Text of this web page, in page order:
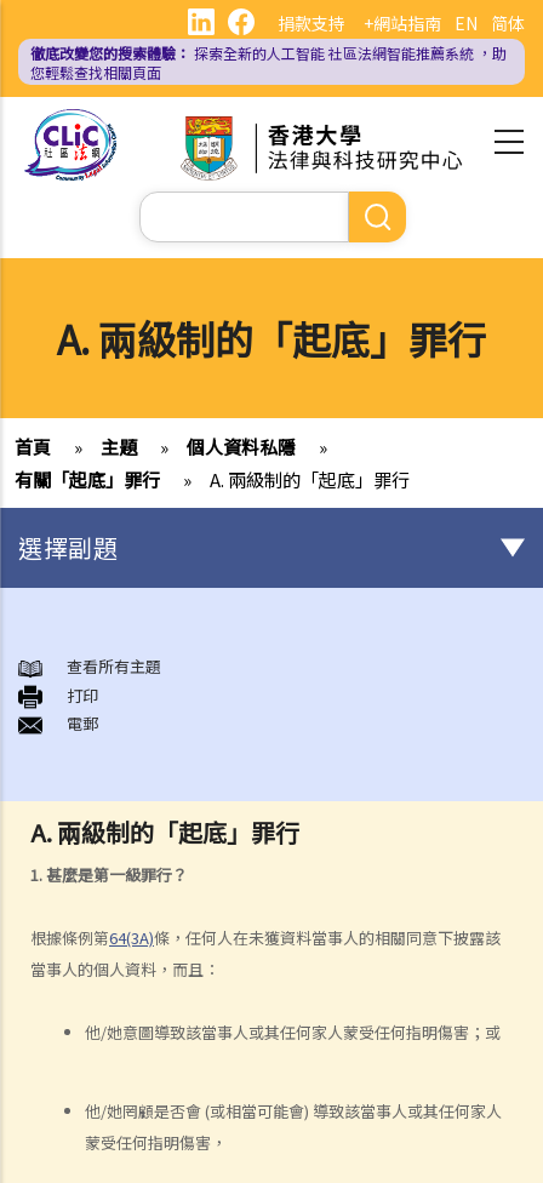
內
EN 简体
捐款支持 +網站指南
徹底改變您的搜索體驗： 探索全新的人工智能社區法網智能推薦系統 ，助
您輕鬆查找相關頁面
Search
A. 兩級制的「起底」罪行
首頁 » 主題 » 個人資料私隱
»
有關「起底」罪行
» A. 兩級制的「起底」罪行
A. 兩級制的「起底」罪行
1. 甚麼是第一級罪行？
根據條例第64(3A)條，任何人在未獲資料當事人的相關同意下披露該
當事人的個人資料，而且：
他/她意圖導致該當事人或其任何家人蒙受任何指明傷害；或
他/她罔顧是否會 (或相當可能會) 導致該當事人或其任何家人
蒙受任何指明傷害，
選擇副題
1. 若違反保障資料原則，會有甚麼後果?
2. 在哪些情況下，持有個人資料的人士/機構或會不受私隱條例或保障資
料原則的規限?
4. 在瀏覽互聯網時，我發現自己一幅相片被放在某個本地網站內，但該
網站並無事先取得我的同意，估計這幅相是當我在逛街購物時被人在商
場內偷拍的。我可否根據《個人資料(私隱)條例》去控告有關網站管理
5. 我在訂閱服務提供者的服務時向它提供了我的個人資料。我可以請求
它刪除我的個人資料嗎？
個人信貸資料 (有關銀行或財務公司提供信貸的紀錄)
自己的信貸報告?
2. 如我發現自己的信貸報告的資料不準確，可採取什麼行動？
查看所有主題
打印
電郵